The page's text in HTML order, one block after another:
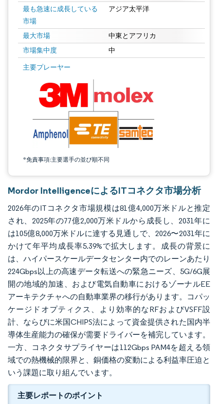
最も急速に成長している
市場
アジア太平洋
最大市場 中東とアフリカ
市場集中度 中
主要プレーヤー
*免責事項:主要選手の並び順不同
画像 © Mordor Intelligence。再利用にはCC BY 4.0の表示が必要です。
Mordor IntelligenceによるITコネクタ市場分析
2026年のITコネクタ市場規模は81億4,000万米ドルと推定
され、2025年の77億2,000万米ドルから成長し、2031年に
は105億8,000万米ドルに達する見通しで、2026〜2031年に
かけて年平均成長率5.39%で拡大します。成長の背景に
は、ハイパースケールデータセンター内でのレーンあたり
224Gbps以上の高速データ転送への緊急ニーズ、5G/6G展
開の地域的加速、および電気自動車におけるゾーナルEE
アーキテクチャへの自動車業界の移行があります。コパッ
ケージドオプティクス、より効率的なRFおよびVSFF設
計、ならびに米国CHIPS法によって資金提供された国内半
導体生産能力の確保が需要ドライバーを補完しています。
一方、コネクタサプライヤーは112Gbps PAM4を超える領
域での熱機械的限界と、銅価格の変動による利益率圧迫と
いう課題に取り組んでいます。
主要レポートのポイント